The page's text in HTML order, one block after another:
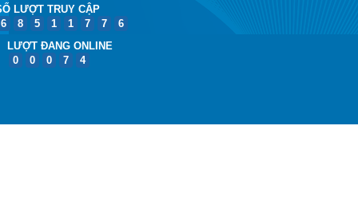
LƯỢT TRUY CẬP
6
8 5 1 1 7 7
6
LƯỢT ĐANG ONLINE
0
0 0 7 4